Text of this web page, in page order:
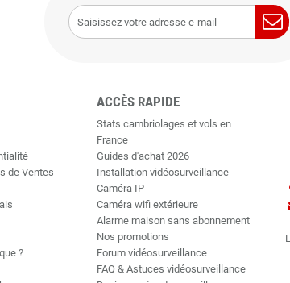
de Ventes
?
ACCÈS RAPIDE
Stats cambriolages et vols en
France
Guides d'achat 2026
Installation vidéosurveillance
Caméra IP
Caméra wifi extérieure
Alarme maison sans abonnement
Nos promotions
Forum vidéosurveillance
FAQ & Astuces vidéosurveillance